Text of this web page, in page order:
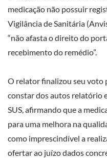
medicação não possuir
Vigilância de Sanitária
“não afasta o direito do
recebimento do remédio”.
O relator finalizou seu voto
constar dos autos relatório
SUS, afirmando que a
para uma melhora na
como imprescindível a
ofertar ao juízo dados